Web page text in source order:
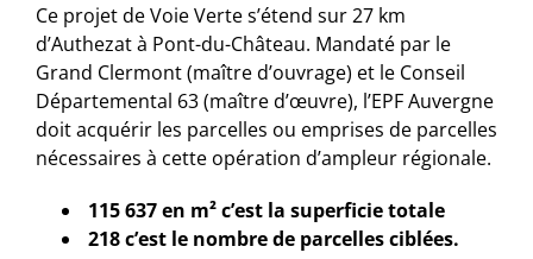
Ce projet de Voie Verte s’étend sur 27 km
d’Authezat à Pont-du-Château. Mandaté par le
Grand Clermont (maître d’ouvrage) et le Conseil
Départemental 63 (maître d’œuvre), l’EPF Auvergne
doit acquérir les parcelles ou emprises de parcelles
nécessaires à cette opération d’ampleur régionale.
115 637 en m² c’est la superficie totale
218 c’est le nombre de parcelles ciblées.